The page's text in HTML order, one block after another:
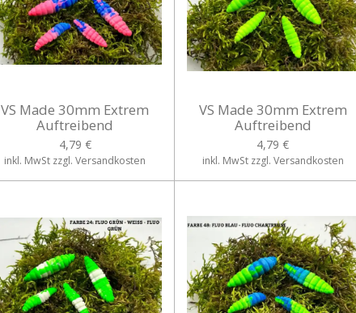
VS Made 30mm Extrem
Auftreibend
4,79 €
inkl. MwSt zzgl. Versandkosten
VS Made 30mm Extrem
Auftreibend
4,79 €
inkl. MwSt zzgl. Versandkosten